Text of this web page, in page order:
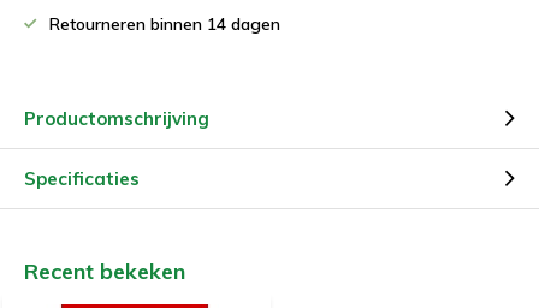
Retourneren binnen 14 dagen
Productomschrijving
Specificaties
Recent bekeken